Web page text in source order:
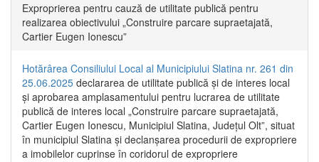
Exproprierea pentru cauză de utilitate publică pentru
realizarea obiectivului „Construire parcare supraetajată,
Cartier Eugen Ionescu”
Hotărârea Consiliului Local al Municipiului Slatina nr. 261 din
25.06.2025 declararea de utilitate publică și de interes local
și aprobarea amplasamentului pentru lucrarea de utilitate
publică de interes local „Construire parcare supraetajată,
Cartier Eugen Ionescu, Municipiul Slatina, Județul Olt”, situat
în municipiul Slatina și declanșarea procedurii de expropriere
a imobilelor cuprinse în coridorul de expropriere